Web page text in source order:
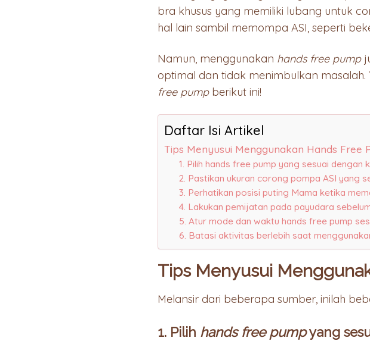
bra khusus yang memiliki lubang untuk
hal lain sambil memompa ASI, seperti
Namun, menggunakan hands free pump
optimal dan tidak menimbulkan masalah.
free pumpberikut ini!
Daftar Isi Artikel
Tips Menyusui Menggunakan Hands Free
1. Pilih hands free pump yang sesuai dengan
2. Pastikan ukuran corong pompa ASI yang
3. Perhatikan posisi puting Mama ketika
4. Lakukan pemijatan pada payudara
5. Atur mode dan waktu hands free pump
6. Batasi aktivitas berlebih saat
Tips Menyusui
Melansir dari beberapa sumber, inilah
1. Pilih hands free pumpyang